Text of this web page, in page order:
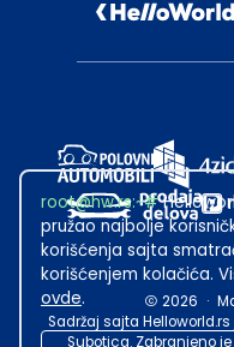
2026 ·
Sadržaj sajta
Subotica. Zabranjeno
root@hw.rs:~#
pružao najbolje
korišćenja sajta
korišćenjem kolačića.
ovde.